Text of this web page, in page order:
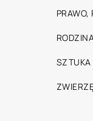
PRAWO,
SZTUKA